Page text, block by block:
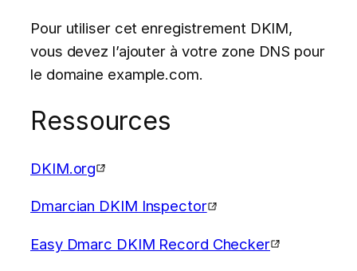
Pour utiliser cet enregistrement DKIM,
vous devez l’ajouter à votre zone DNS pour
le domaine example.com.
Ressources
DKIM.org
Dmarcian DKIM Inspector
Easy Dmarc DKIM Record Checker